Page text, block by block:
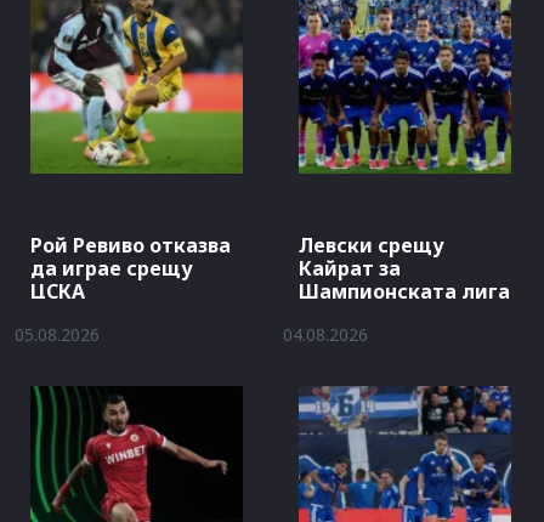
Рой Ревиво отказва
да играе срещу
ЦСКА
05.08.2026
Левски срещу
Кайрат за
Шампионската лига
04.08.2026